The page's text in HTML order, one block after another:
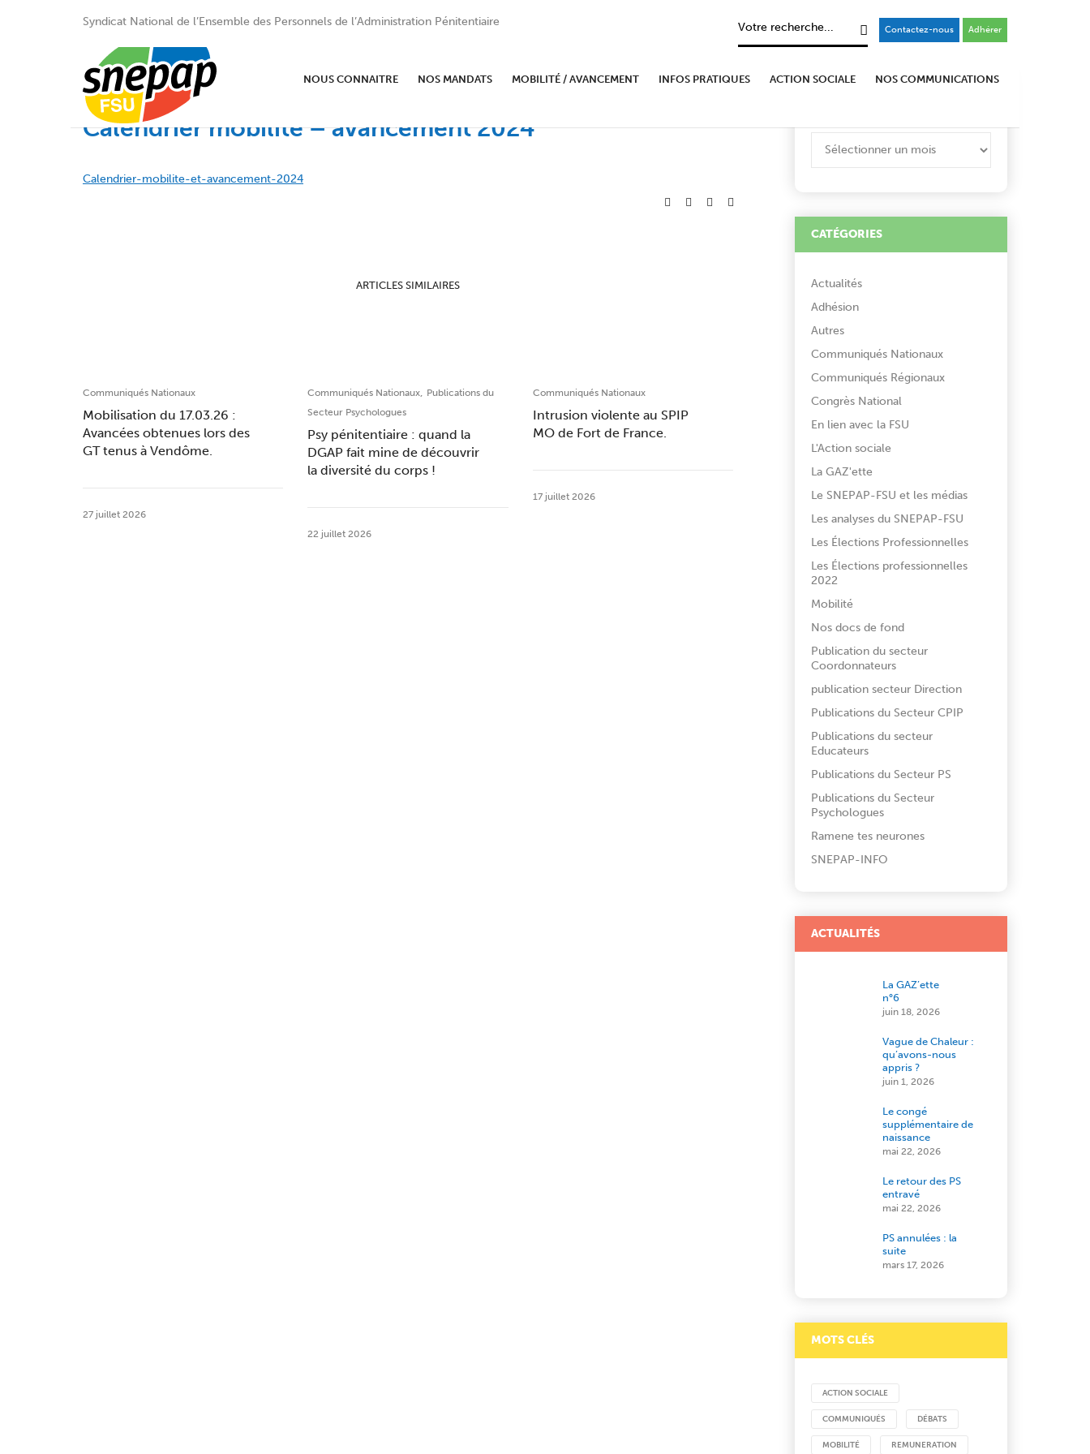
Syndicat National de l’Ensemble des Personnels de l’Administration Pénitentiaire
Contactez-nous Adhérer
NOUS CONNAITRE NOS MANDATS MOBILITÉ / AVANCEMENT INFOS PRATIQUES ACTION SOCIALE NOS COMMUNICATIONS
Calendrier mobilité – avancement 2024
Calendrier-mobilite-et-avancement-2024
ARTICLES SIMILAIRES
Communiqués Nationaux
Mobilisation du 17.03.26 :
Avancées obtenues lors des
GT tenus à Vendôme.
27 juillet 2026
Communiqués Nationaux, Publications du
Secteur Psychologues
Psy pénitentiaire : quand la
DGAP fait mine de découvrir
la diversité du corps !
22 juillet 2026
Communiqués Nationaux
Intrusion violente au SPIP
MO de Fort de France.
17 juillet 2026
CATÉGORIES
Actualités
Adhésion
Autres
Communiqués Nationaux
Communiqués Régionaux
Congrès National
En lien avec la FSU
L'Action sociale
La GAZ'ette
Le SNEPAP-FSU et les médias
Les analyses du SNEPAP-FSU
Les Élections Professionnelles
Les Élections professionnelles
2022
Mobilité
Nos docs de fond
Publication du secteur
Coordonnateurs
publication secteur Direction
Publications du Secteur CPIP
Publications du secteur
Educateurs
Publications du Secteur PS
Publications du Secteur
Psychologues
Ramene tes neurones
SNEPAP-INFO
ACTUALITÉS
La GAZ’ette
n°6
juin 18, 2026
Vague de Chaleur :
qu’avons-nous
appris ?
juin 1, 2026
Le congé
supplémentaire de
naissance
mai 22, 2026
Le retour des PS
entravé
mai 22, 2026
PS annulées : la
suite
mars 17, 2026
MOTS CLÉS
ACTION SOCIALE
COMMUNIQUÉS DÉBATS
MOBILITÉ REMUNERATION